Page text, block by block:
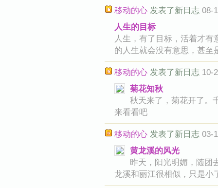
移动的心 发表了新日志 08-
人生的目标
人生，有了目标，活着才
的人生就会没有意思，甚至
移动的心 发表了新日志 10-
菊花知秋
秋天来了，菊花开了。
来看看吧
移动的心 发表了新日志 03-
黄龙溪的风光
昨天，阳光明媚，随团
龙溪和丽江很相似，只是小